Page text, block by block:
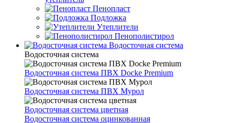
Пенопласт
Подложка
Утеплители
Пенополистирол
Водосточная система
Водосточная система
Водосточная система ПВХ Docke Premium
Водосточная система ПВХ Мурол
Водосточная система цветная
Водосточная система оцинкованная